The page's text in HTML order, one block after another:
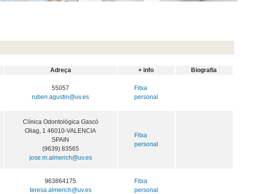
Adreça + info
Biografia
55057
ruben.agustin@uv.es
Fitxa
personal
Clínica Odontológica Gascó
Oliag, 1 46010-VALENCIA
SPAIN
(9639) 83565
jose.m.almerich@uv.es
Fitxa
personal
963864175
teresa.almerich@uv.es
Fitxa
personal